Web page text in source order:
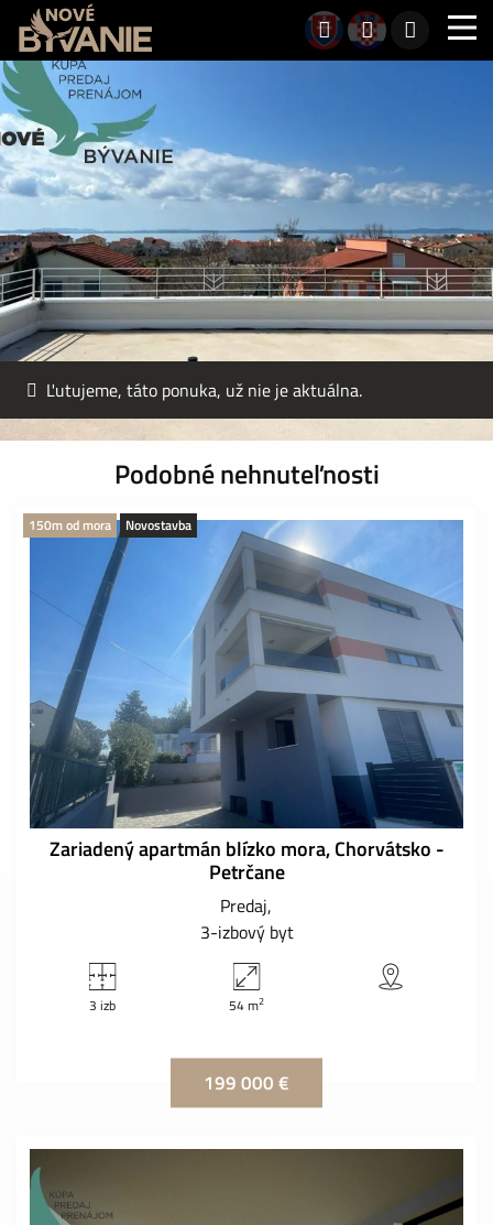
Ľutujeme, táto ponuka, už nie je aktuálna.
Podobné nehnuteľnosti
150m od mora Novostavba
Zariadený apartmán blízko mora, Chorvátsko -
Petrčane
Predaj
3-izbový byt
3 izb 54 m2
199 000 €